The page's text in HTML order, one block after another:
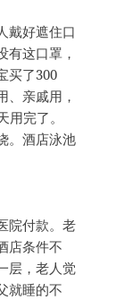
戴好遮住口
有这口罩，
买了300
、亲戚用，
完了。
。酒店泳池
院付款。老
店条件不
层，老人觉
就睡的不